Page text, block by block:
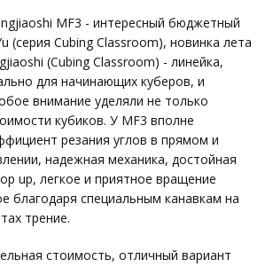
MF3 - интересный бюджетный
(серия Cubing Classroom), новинка лета
(Cubing Classroom) - линейка,
для начинающих куберов, и
внимание уделяли не только
кубиков. У MF3 вполне
резания углов в прямом и
надежная механика, достойная
up, легкое и приятное вращение
благодаря специальным канавкам на
трение.
стоимость, отличный вариант